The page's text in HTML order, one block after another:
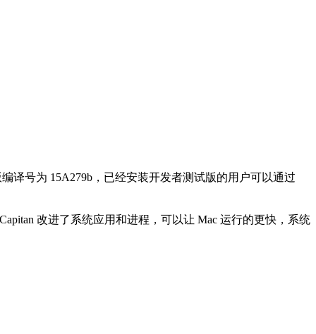
号为 15A279b，已经安装开发者测试版的用户可以通过
改进了系统应用和进程，可以让 Mac 运行的更快，系统